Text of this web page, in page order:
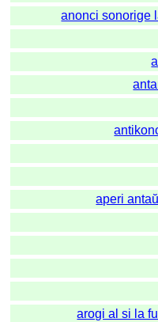
anonci sonorige
aperi
arogi al si la